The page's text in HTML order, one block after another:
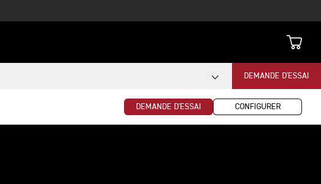
DEMANDE D'ESSAI
DEMANDE D'ESSAI CONFIGURER